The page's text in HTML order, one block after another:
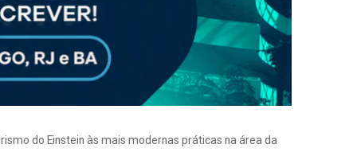
do Einstein às mais modernas práticas na área da